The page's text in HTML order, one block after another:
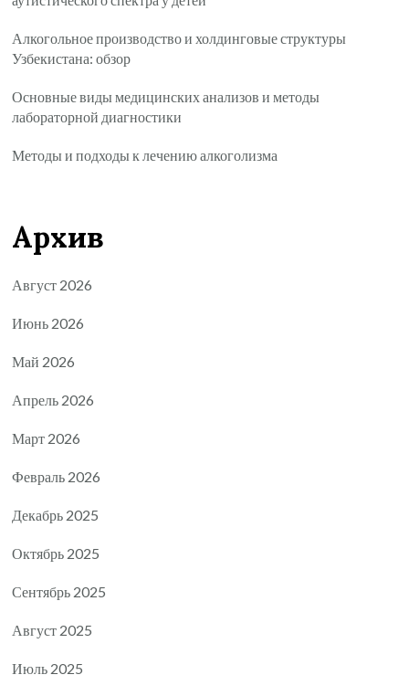
Алкогольное производство и холдинговые структуры
Узбекистана: обзор
Основные виды медицинских анализов и методы
лабораторной диагностики
Методы и подходы к лечению алкоголизма
Архив
Август 2026
Июнь 2026
Май 2026
Апрель 2026
Март 2026
Февраль 2026
Декабрь 2025
Октябрь 2025
Сентябрь 2025
Август 2025
Июль 2025